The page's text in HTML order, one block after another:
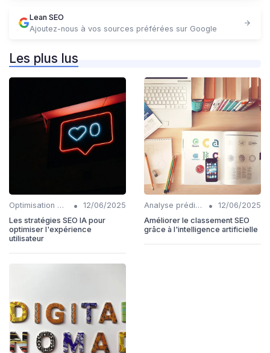
Lean SEO
Ajoutez-nous à vos sources préférées sur Google
Les plus lus
Optimisation de l'expérience utilisateur avec IA •
12/06/2025
Les stratégies SEO IA pour
optimiser l'expérience
utilisateur
Analyse prédictive en SEO •
12/06/2025
Améliorer le classement SEO
grâce à l'intelligence artificielle